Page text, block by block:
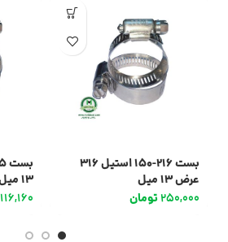
بست 216-150 استیل 316
عرض 13 میل
250,000تومان
13 میل
116,160